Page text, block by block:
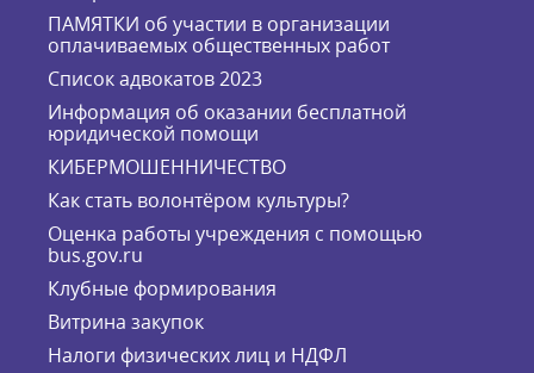
ПАМЯТКИ об участии в организации
оплачиваемых общественных работ
Список адвокатов 2023
Информация об оказании бесплатной
юридической помощи
КИБЕРМОШЕННИЧЕСТВО
Как стать волонтёром культуры?
Оценка работы учреждения с помощью
bus.gov.ru
Клубные формирования
Витрина закупок
Налоги физических лиц и НДФЛ